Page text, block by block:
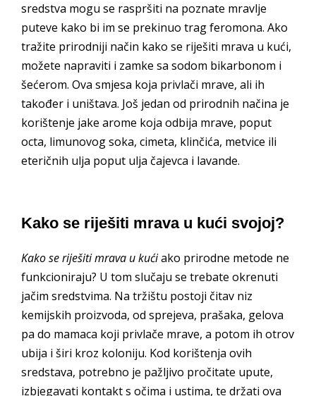
sredstva mogu se raspršiti na poznate mravlje
puteve kako bi im se prekinuo trag feromona. Ako
tražite prirodniji način kako se riješiti mrava u kući,
možete napraviti i zamke sa sodom bikarbonom i
šećerom. Ova smjesa koja privlači mrave, ali ih
također i uništava. Još jedan od prirodnih načina je
korištenje jake arome koja odbija mrave, poput
octa, limunovog soka, cimeta, klinčića, metvice ili
eteričnih ulja poput ulja čajevca i lavande.
Kako se riješiti mrava u kući svojoj?
Kako se riješiti mrava u kućiako prirodne metode ne
funkcioniraju? U tom slučaju se trebate okrenuti
jačim sredstvima. Na tržištu postoji čitav niz
kemijskih proizvoda, od sprejeva, prašaka, gelova
pa do mamaca koji privlače mrave, a potom ih otrov
ubija i širi kroz koloniju. Kod korištenja ovih
sredstava, potrebno je pažljivo pročitate upute,
izbjegavati kontakt s očima i ustima, te držati ova